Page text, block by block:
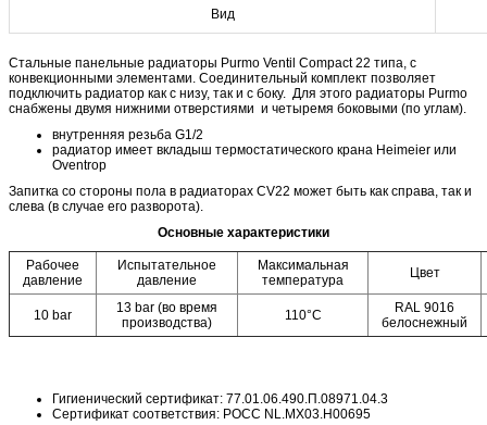
Вид
Стальные панельные радиаторы Purmo Ventil Compact 22 типа, с
конвекционными элементами. Cоединительный комплект позволяет
подключить радиатор как с низу, так и с боку. Для этого радиаторы Purmo
снабжены двумя нижними отверстиями и четыремя боковыми (по углам).
внутренняя резьба G1/2
радиатор имеет вкладыш термостатического крана Heimeier или
Oventrop
Запитка со стороны пола в радиаторах CV22 может быть как справа, так и
слева (в случае его разворота).
Основные характеристики
Рабочее
давление
Испытательное
давление
Максимальная
температура
Цвет
10 bar
13 bar (во время
производства)
110°C
RAL 9016
белоснежный
Гигиенический сертификат: 77.01.06.490.П.08971.04.3
Сертификат соответствия: POCC NL.MX03.H00695